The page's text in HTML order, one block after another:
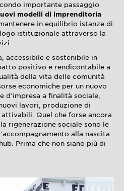
importante passaggio
modelli di imprenditoria
in equilibrio istanze di
istituzionale attraverso la
accessibile e sostenibile in
positivo e rendicontabile a
della vita delle comunità
economiche per un nuovo
d’impresa a finalità sociale,
lavori, produzione di
Quel che forse ancora
rigenerazione sociale sono le
alla nascita
Prima che non siano più di